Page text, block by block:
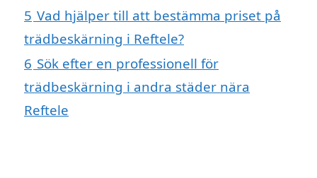
5 Vad hjälper till att bestämma priset på
trädbeskärning i Reftele?
6 Sök efter en professionell för
trädbeskärning i andra städer nära
Reftele